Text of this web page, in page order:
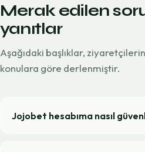
Merak edilen
yanıtlar
Aşağıdaki başlıklar,
konulara göre derlenmiştir.
Jojobet hesabıma nasıl